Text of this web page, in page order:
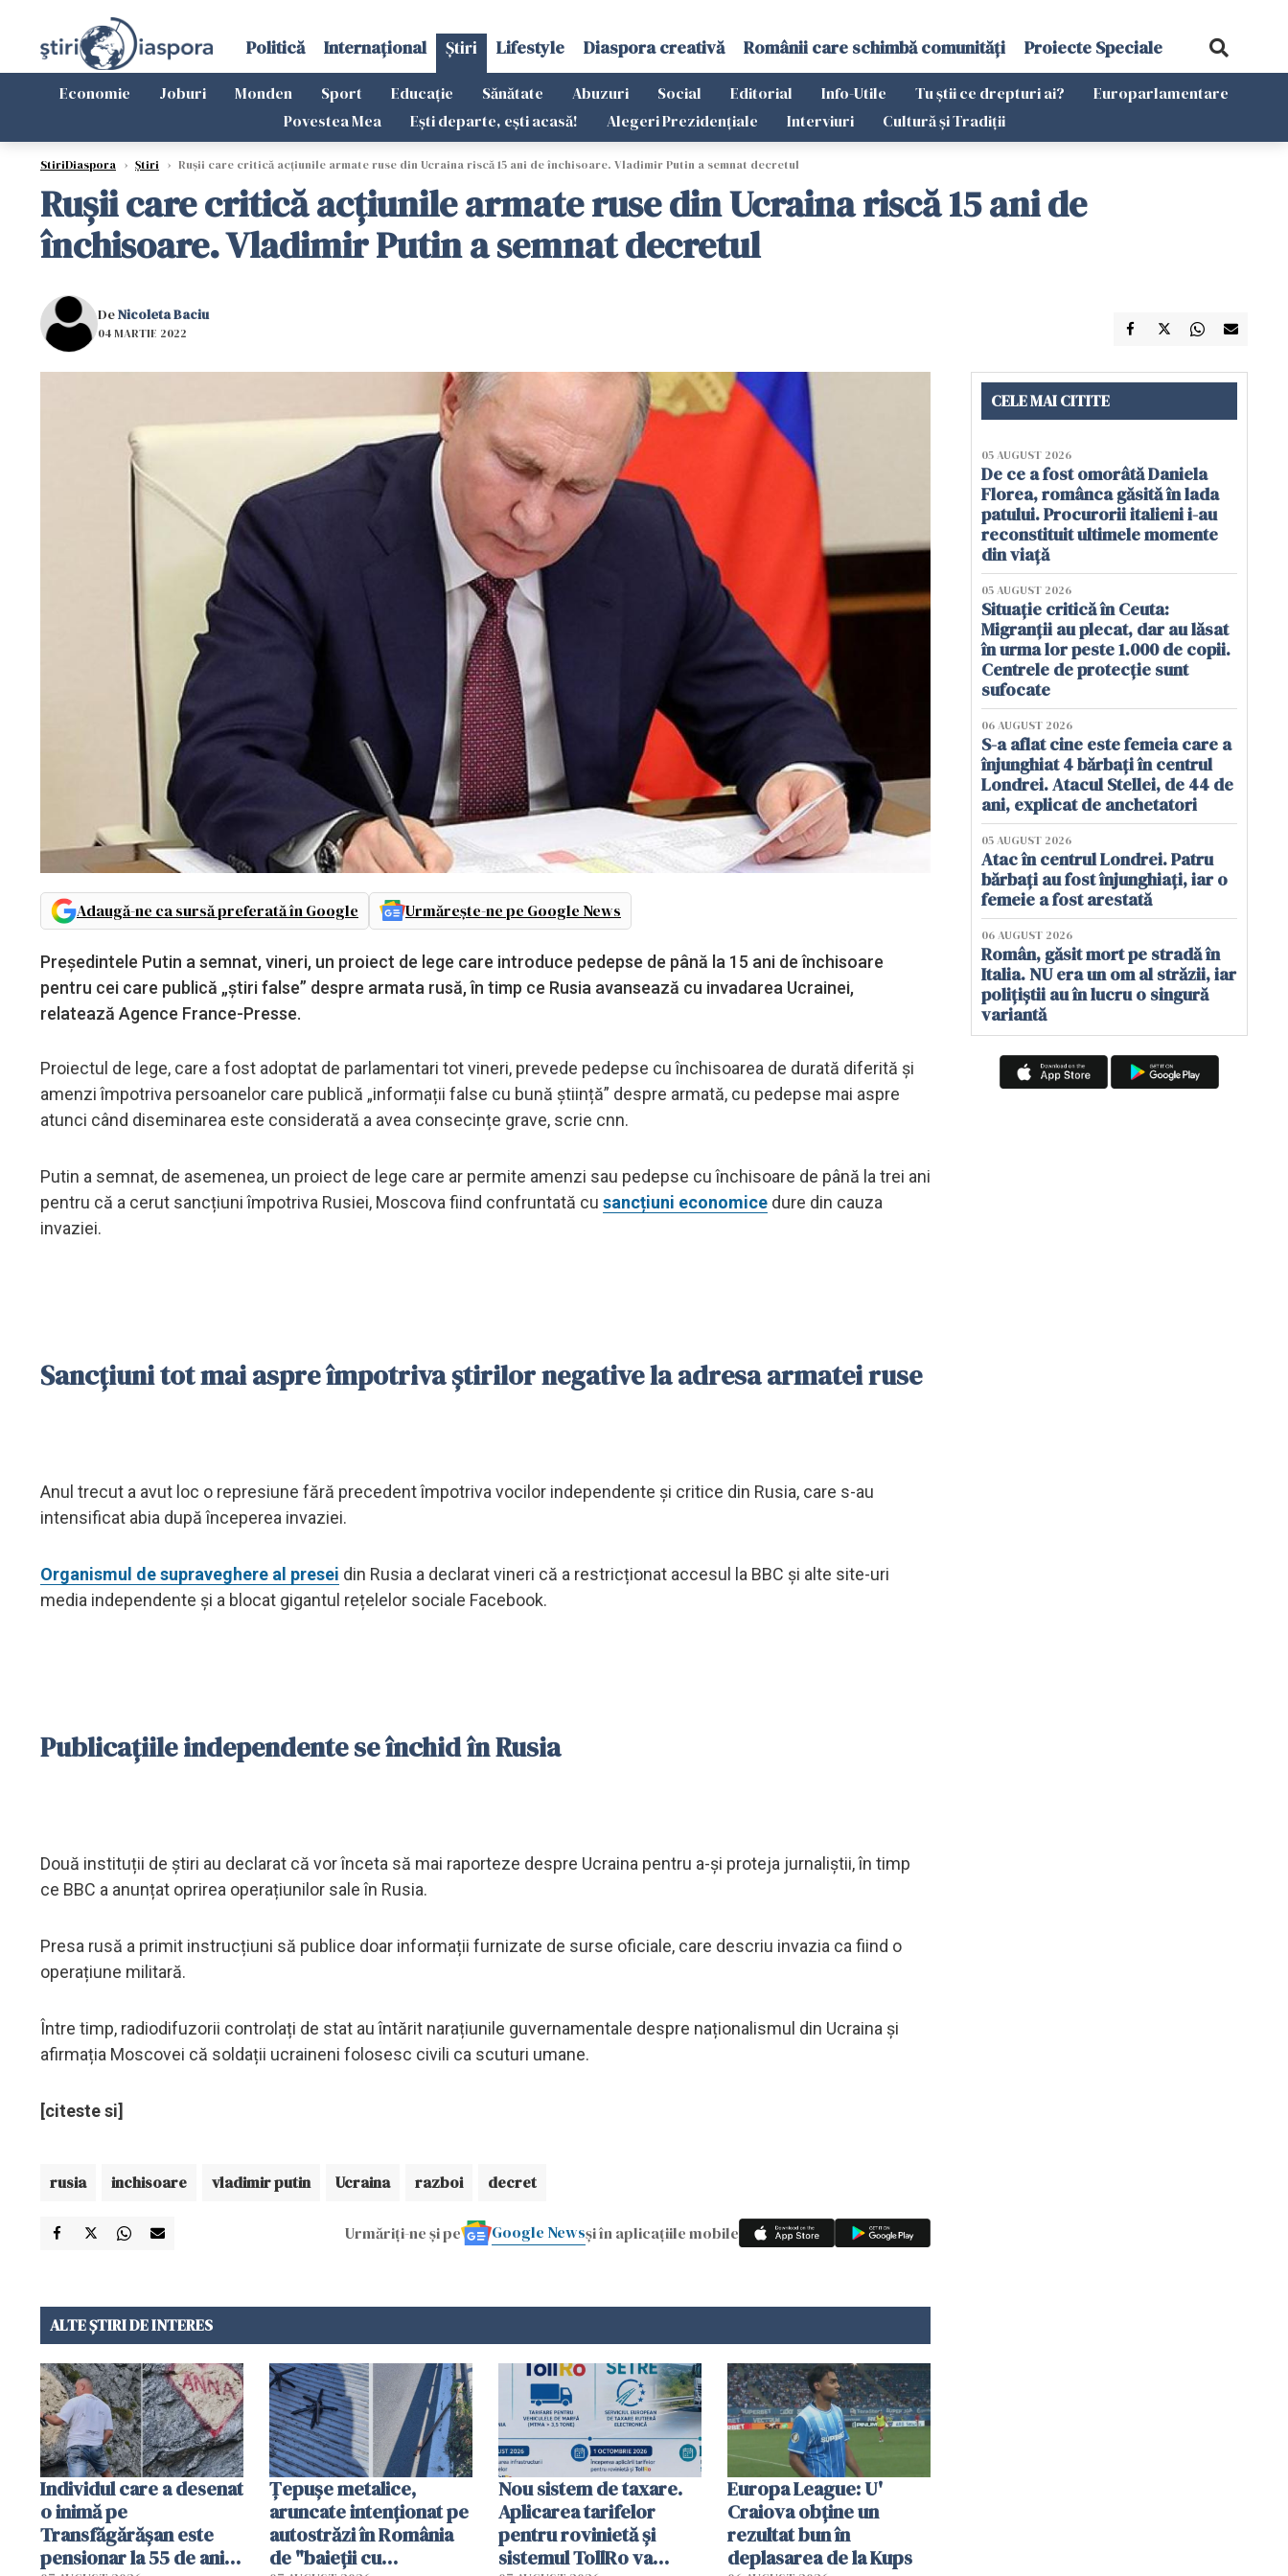
Politică Internațional Știri Lifestyle Diaspora creativă Românii care schimbă comunități Proiecte Speciale
Economie Joburi Monden Sport Educație Sănătate Abuzuri Social Editorial Info-Utile Tu știi ce drepturi ai?
Europarlamentare
Povestea Mea
Ești departe, ești acasă! Alegeri Prezidențiale Interviuri Cultură și Tradiții
StiriDiaspora › Știri › Rușii care critică acțiunile armate ruse din Ucraina riscă 15 ani de închisoare. Vladimir Putin a semnat decretul
Rușii care critică acțiunile armate ruse din Ucraina riscă 15 ani de
închisoare. Vladimir Putin a semnat decretul
DeNicoleta Baciu
04 MARTIE 2022
Adaugă-ne ca sursă preferată în Google Urmărește-ne pe Google News
Președintele Putin a semnat, vineri, un proiect de lege care introduce pedepse de până la 15 ani de închisoare
pentru cei care publică „știri false” despre armata rusă, în timp ce Rusia avansează cu invadarea Ucrainei,
relatează Agence France-Presse.
Proiectul de lege, care a fost adoptat de parlamentari tot vineri, prevede pedepse cu închisoarea de durată diferită și
amenzi împotriva persoanelor care publică „informații false cu bună știință” despre armată, cu pedepse mai aspre
atunci când diseminarea este considerată a avea consecințe grave, scrie cnn.
Putin a semnat, de asemenea, un proiect de lege care ar permite amenzi sau pedepse cu închisoare de până la trei ani
pentru că a cerut sancțiuni împotriva Rusiei, Moscova fiind confruntată cu sancțiuni economice dure din cauza
invaziei.
Sancțiuni tot mai aspre împotriva știrilor negative la adresa armatei ruse
Anul trecut a avut loc o represiune fără precedent împotriva vocilor independente și critice din Rusia, care s-au
intensificat abia după începerea invaziei.
Organismul de supraveghere al presei din Rusia a declarat vineri că a restricționat accesul la BBC și alte site-uri
media independente și a blocat gigantul rețelelor sociale Facebook.
Publicațiile independente se închid în Rusia
Două instituții de știri au declarat că vor înceta să mai raporteze despre Ucraina pentru a-și proteja jurnaliștii, în timp
ce BBC a anunțat oprirea operațiunilor sale în Rusia.
Presa rusă a primit instrucțiuni să publice doar informații furnizate de surse oficiale, care descriu invazia ca fiind o
operațiune militară.
Între timp, radiodifuzorii controlați de stat au întărit narațiunile guvernamentale despre naționalismul din Ucraina și
afirmația Moscovei că soldații ucraineni folosesc civili ca scuturi umane.
[citeste si]
rusia inchisoare vladimir putin Ucraina razboi decret
Urmăriți-ne și pe Google Newsși în aplicațiile mobile
ALTE ȘTIRI DE INTERES
Individul care a desenat
o inimă pe
Transfăgărășan este
pensionar la 55 de ani.
Țepușe metalice,
aruncate intenționat pe
autostrăzi în România
de "baieții cu
Nou sistem de taxare.
Aplicarea tarifelor
pentru rovinietă şi
sistemul TollRo va
Europa League: U'
Craiova obține un
rezultat bun în
deplasarea de la Kups
CELE MAI CITITE
05 AUGUST 2026
De ce a fost omorâtă Daniela
Florea, românca găsită în lada
patului. Procurorii italieni i-au
reconstituit ultimele momente
din viață
05 AUGUST 2026
Situație critică în Ceuta:
Migranții au plecat, dar au lăsat
în urma lor peste 1.000 de copii.
Centrele de protecție sunt
sufocate
06 AUGUST 2026
S-a aflat cine este femeia care a
înjunghiat 4 bărbați în centrul
Londrei. Atacul Stellei, de 44 de
ani, explicat de anchetatori
05 AUGUST 2026
Atac în centrul Londrei. Patru
bărbați au fost înjunghiați, iar o
femeie a fost arestată
06 AUGUST 2026
Român, găsit mort pe stradă în
Italia. NU era un om al străzii, iar
polițiștii au în lucru o singură
variantă